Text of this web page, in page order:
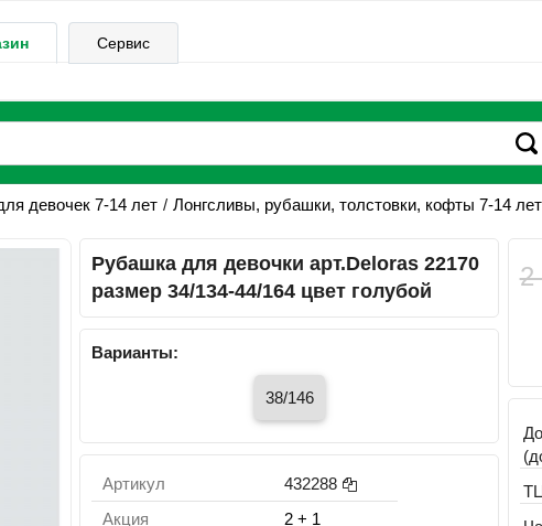
Сервис
девочек 7-14 лет Лонгсливы, рубашки, толстовки, кофты 7-14 лет
Рубашка для девочки арт.Deloras 22170
размер 34/134-44/164 цвет голубой
Варианты:
38/146
Артикул
432288
Акция
2 + 1
2